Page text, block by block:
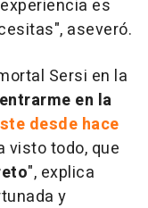
es
aseveró.
Sersi en la
en la
desde hace
visto todo, que
", explica
y